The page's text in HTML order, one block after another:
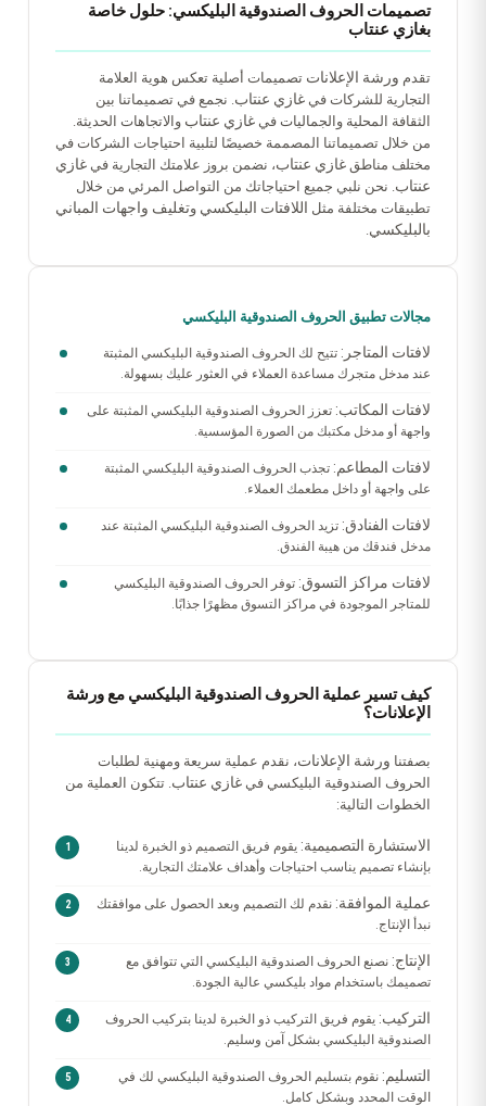
تصميمات الحروف الصندوقية البليكسي: حلول خاصة
بغازي عنتاب
تقدم ورشة الإعلانات تصميمات أصلية تعكس هوية العلامة
التجارية للشركات في غازي عنتاب. نجمع في تصميماتنا بين
الثقافة المحلية والجماليات في غازي عنتاب والاتجاهات الحديثة.
من خلال تصميماتنا المصممة خصيصًا لتلبية احتياجات الشركات في
مختلف مناطق غازي عنتاب، نضمن بروز علامتك التجارية في غازي
عنتاب. نحن نلبي جميع احتياجاتك من التواصل المرئي من خلال
تطبيقات مختلفة مثل اللافتات البليكسي وتغليف واجهات المباني
بالبليكسي.
مجالات تطبيق الحروف الصندوقية البليكسي
لافتات المتاجر: تتيح لك الحروف الصندوقية البليكسي المثبتة
عند مدخل متجرك مساعدة العملاء في العثور عليك بسهولة.
لافتات المكاتب: تعزز الحروف الصندوقية البليكسي المثبتة على
واجهة أو مدخل مكتبك من الصورة المؤسسية.
لافتات المطاعم: تجذب الحروف الصندوقية البليكسي المثبتة
على واجهة أو داخل مطعمك العملاء.
لافتات الفنادق: تزيد الحروف الصندوقية البليكسي المثبتة عند
مدخل فندقك من هيبة الفندق.
لافتات مراكز التسوق: توفر الحروف الصندوقية البليكسي
للمتاجر الموجودة في مراكز التسوق مظهرًا جذابًا.
كيف تسير عملية الحروف الصندوقية البليكسي مع ورشة
الإعلانات؟
بصفتنا ورشة الإعلانات، نقدم عملية سريعة ومهنية لطلبات
الحروف الصندوقية البليكسي في غازي عنتاب. تتكون العملية من
الخطوات التالية:
الاستشارة التصميمية: يقوم فريق التصميم ذو الخبرة لدينا
بإنشاء تصميم يناسب احتياجات وأهداف علامتك التجارية.
عملية الموافقة: نقدم لك التصميم وبعد الحصول على موافقتك
نبدأ الإنتاج.
الإنتاج: نصنع الحروف الصندوقية البليكسي التي تتوافق مع
تصميمك باستخدام مواد بليكسي عالية الجودة.
التركيب: يقوم فريق التركيب ذو الخبرة لدينا بتركيب الحروف
الصندوقية البليكسي بشكل آمن وسليم.
التسليم: نقوم بتسليم الحروف الصندوقية البليكسي لك في
الوقت المحدد وبشكل كامل.